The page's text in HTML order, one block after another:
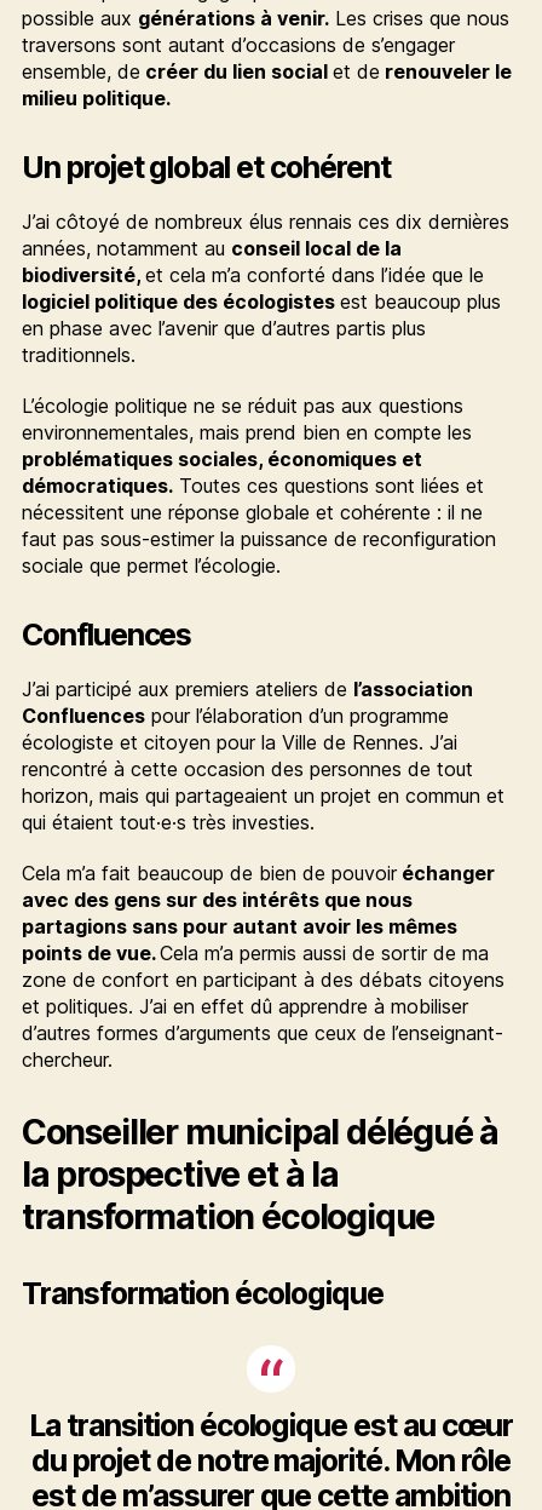
possible aux générations à venir.Les crises que nous
traversons sont autant d’occasions de s’engager
ensemble, de créer du lien social et de renouveler le
milieu politique.
Un projet global et cohérent
J’ai côtoyé de nombreux élus rennais ces dix dernières
années, notamment au conseil local de la
biodiversité, et cela m’a conforté dans l’idée que le
logiciel politique des écologistes est beaucoup plus
en phase avec l’avenir que d’autres partis plus
traditionnels.
L’écologie politique ne se réduit pas aux questions
environnementales, mais prend bien en compte les
problématiques sociales, économiques et
démocratiques.Toutes ces questions sont liées et
nécessitent une réponse globale et cohérente : il ne
faut pas sous-estimer la puissance de reconfiguration
sociale que permet l’écologie.
Confluences
J’ai participé aux premiers ateliers de l’association
Confluencespour l’élaboration d’un programme
écologiste et citoyen pour la Ville de Rennes. J’ai
rencontré à cette occasion des personnes de tout
horizon, mais qui partageaient un projet en commun et
qui étaient tout·e·s très investies.
Cela m’a fait beaucoup de bien de pouvoiréchanger
avec des gens sur des intérêts que nous
partagions sans pour autant avoir les mêmes
points de vue.Cela m’a permis aussi de sortir de ma
zone de confort en participant à des débats citoyens
et politiques. J’ai en effet dû apprendre à mobiliser
d’autres formes d’arguments que ceux de l’enseignant-
chercheur.
Conseiller municipal délégué à
la prospective et à la
transformation écologique
Transformation écologique
La transition écologique est au cœur
du projet de notre majorité. Mon rôle
est de m’assurer que cette ambition